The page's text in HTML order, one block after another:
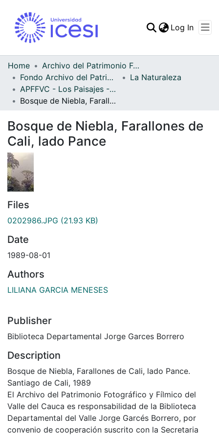
Statistics
Log In
Home
Archivo del Patrimonio Fotográfico y Fílmico del Valle del Cauca
Fondo Archivo del Patrimonio Fotográfico y Fílmico del Valle del Cauca
La Naturaleza
APFFVC - Los Paisajes - Patrimonial
Bosque de Niebla, Farallones de Cali, lado Pance
Bosque de Niebla, Farallones de
Cali, lado Pance
Files
0202986.JPG (21.93 KB)
Date
1989-08-01
Authors
LILIANA GARCIA MENESES
Publisher
Biblioteca Departamental Jorge Garces Borrero
Description
Bosque de Niebla, Farallones de Cali, lado Pance.
Santiago de Cali, 1989
El Archivo del Patrimonio Fotográfico y Fílmico del
Valle del Cauca es responsabilidad de la Biblioteca
Departamental del Valle Jorge Garcés Borrero, por
convenio de cooperación suscrito con la Secretaria